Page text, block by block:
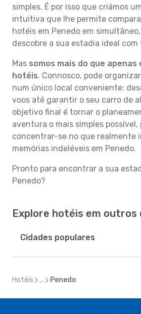
simples. É por isso que criámos
intuitiva que lhe permite
hotéis em Penedo em
descobre a sua estadia ideal
Mas somos mais do que
hotéis. Connosco, pode
num único local conveniente:
voos até garantir o seu carro de
objetivo final é tornar o
aventura o mais simples possível,
concentrar-se no que realmente
memórias indeléveis em Penedo.
Pronto para encontrar a sua
Penedo?
Explore hotéis em outros
Cidades populares
Hotéis ... Penedo